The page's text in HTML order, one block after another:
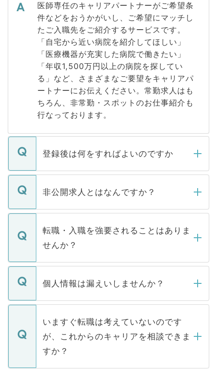
医師専任のキャリアパートナーがご希望条
件などをおうかがいし、ご希望にマッチし
たご入職先をご紹介するサービスです。
「自宅から近い病院を紹介してほしい」
「医療機器が充実した病院で働きたい」
「年収1,500万円以上の病院を探してい
る」など、さまざまなご要望をキャリアパ
ートナーにお伝えください。常勤求人はも
ちろん、非常勤・スポットのお仕事紹介も
行なっております。
登録後は何をすればよいのですか
ご登録いただきましたら、弊社担当者がご
登録内容を確認し、その後メールもしくは
ます。通常、5営業日以内にはご連絡をせて
いただきますので、しばらくお待ちくださ
非公開求人とはなんですか？
マイナビDOCTORで取り扱っている求人の
うち約3割は、Webサイトからご覧いただ
けない「非公開求人」です。非公開求人は
下記の理由によって、一般には公開してい
ません。
■応募殺到を避けるため 人気のある医療機
関を公にしてしまうと、応募が殺到する場
に、医療機関が求める条件に合った人材の
みを人材紹介会社に依頼するケースが増え
ています。
転職・入職を強要されることはありま
せんか？
転職・入職を強要することは一切ありませ
ん。また、仮に応募先から内定をいただい
定を承諾する必要はありません。内定先へ
の辞退の連絡はキャリアパートナーが行い
個人情報は漏えいしませんか？
個人情報が漏えいすることはありませんの
で、ご安心ください。当サイトからの登録
などで収集したご登録者様の個人情報は、
ご本人のキャリアアップおよび転職活動の
支援を目的に使用いたします。お預かりし
ているすべての個人データはご本人の許可
いますぐ転職は考えていないのです
が、これからのキャリアを相談できま
すか？